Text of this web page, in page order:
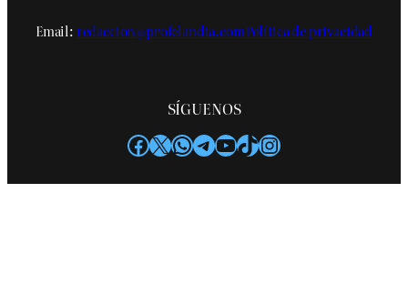
Email:redaccion@profelandia.comPolítica de privacidad
SÍGUENOS
Facebook
X WhatsApp
Telegram
YouTube
TikTok
Instagram